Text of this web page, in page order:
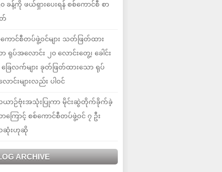
၀ ခန့်ကို ဖယ်ရှားပေးရန် စစ်ကောင်စီ စာ
ောင်စီတပ်ဖွဲ့ဝင်များ သတ်ဖြတ်ထား
ရုပ်အလောင်း ၂၀ လောင်းတွေ့၊ ခေါင်း
ခြေလက်များ ခုတ်ဖြတ်ထားသော ရုပ်
ာင်းများလည်း ပါဝင်
ယာဉ်ဗုံးအသုံးပြုကာ မိုင်းဆွဲတိုက်ခိုက်ခဲ့
ကြောင့် စစ်ကောင်စီတပ်ဖွဲ့ဝင် ၇ ဦး
ဆုံးဟုဆို
ARCHIVE